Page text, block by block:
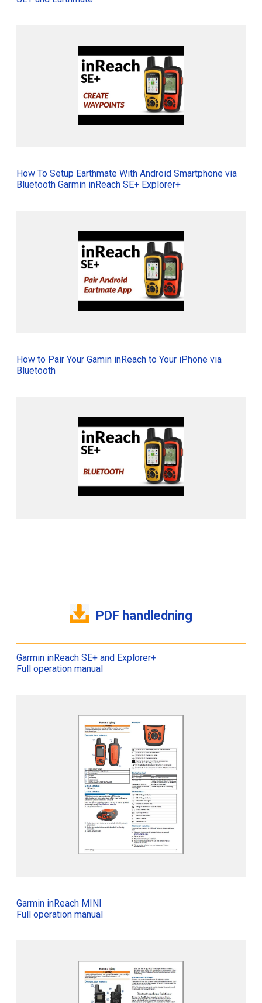
How To Setup Earthmate With Android Smartphone via
Bluetooth Garmin inReach SE+ Explorer+
How to Pair Your Gamin inReach to Your iPhone via
Bluetooth
PDF handledning
Garmin inReach SE+ and Explorer+
Full operation manual
Garmin inReach MINI
Full operation manual